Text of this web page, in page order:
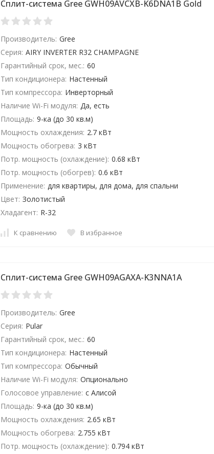
Сплит-система Gree GWH09AVCXB-K6DNA1B Gold
Производитель: Gree
Серия: AIRY INVERTER R32 CHAMPAGNE
Гарантийный срок, мес.: 60
Тип кондиционера: Настенный
Тип компрессора: Инверторный
Наличие Wi-Fi модуля: Да, есть
Площадь: 9-ка (до 30 кв.м)
Мощность охлаждения: 2.7 кВт
Мощность обогрева: 3 кВт
Потр. мощность (охлаждение): 0.68 кВт
Потр. мощность (обогрев): 0.6 кВт
Применение: для квартиры, для дома, для спальни
Цвет: Золотистый
Хладагент: R-32
К сравнению В избранное
Сплит-система Gree GWH09AGAXA-K3NNA1A
Производитель: Gree
Серия: Pular
Гарантийный срок, мес.: 60
Тип кондиционера: Настенный
Тип компрессора: Обычный
Наличие Wi-Fi модуля: Опционально
Голосовое управление: с Алисой
Площадь: 9-ка (до 30 кв.м)
Мощность охлаждения: 2.65 кВт
Мощность обогрева: 2.755 кВт
Потр. мощность (охлаждение): 0.794 кВт